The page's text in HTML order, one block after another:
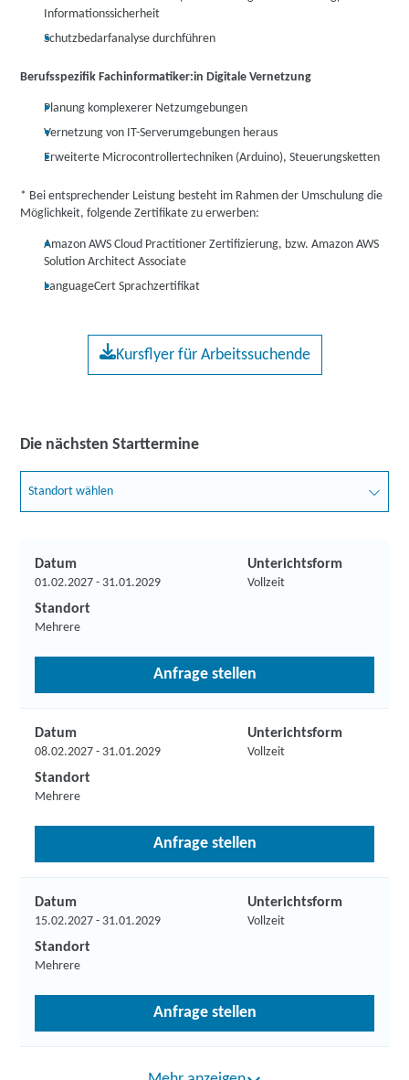
Informationssicherheit
Schutzbedarfanalyse durchführen
Berufsspezifik Fachinformatiker:in Digitale Vernetzung
Planung komplexerer Netzumgebungen
Vernetzung von IT-Serverumgebungen heraus
Erweiterte Microcontrollertechniken (Arduino), Steuerungsketten
* Bei entsprechender Leistung besteht im Rahmen der Umschulung die
Möglichkeit, folgende Zertifikate zu erwerben:
Amazon AWS Cloud Practitioner Zertifizierung, bzw. Amazon AWS
Solution Architect Associate
LanguageCert Sprachzertifikat
Kursflyer für Arbeitssuchende
Die nächsten Starttermine
Standort wählen
Datum
01.02.2027 - 31.01.2029
Unterichtsform
Vollzeit
Standort
Mehrere
Anfrage stellen
Datum
08.02.2027 - 31.01.2029
Unterichtsform
Vollzeit
Standort
Mehrere
Anfrage stellen
Datum
15.02.2027 - 31.01.2029
Unterichtsform
Vollzeit
Standort
Mehrere
Anfrage stellen